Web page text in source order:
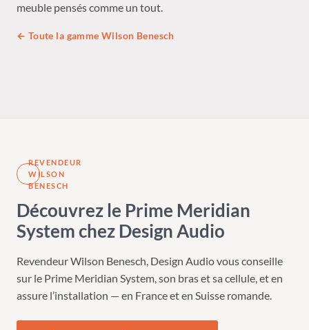
meuble pensés comme un tout.
← Toute la gamme Wilson Benesch
REVENDEUR
WILSON
BENESCH
Découvrez le Prime Meridian
System chez Design Audio
Revendeur Wilson Benesch, Design Audio vous conseille
sur le Prime Meridian System, son bras et sa cellule, et en
assure l’installation — en France et en Suisse romande.